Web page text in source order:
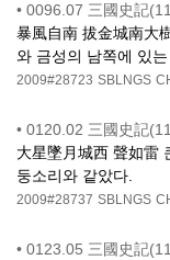
• 0096.07 三國史記
暴風自南 拔金城南大
와 금성의 남쪽에 있
2009#28723 SBLNGS
• 0120.02 三國史記
大星墜月城西 聲如雷
둥소리와 같았다.
2009#28737 SBLNGS
• 0123.05 三國史記